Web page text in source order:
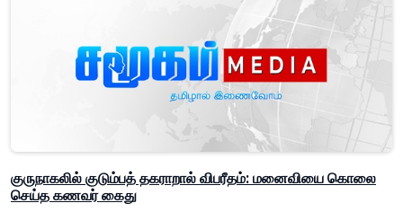
குருநாகலில் குடும்பத் தகராறால் விபரீதம்: மனைவியை கொலை
செய்த கணவர் கைது